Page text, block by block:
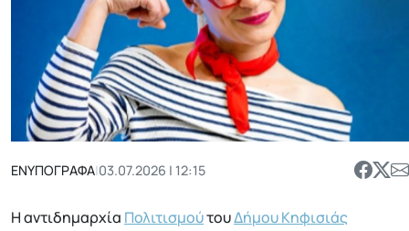
ΕΝΥΠΟΓΡΑΦΑ|03.07.2026 | 12:15
Η αντιδημαρχία ΠολιτισμούτουΔήμου Κηφισιάς